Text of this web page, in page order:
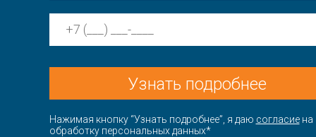
Узнать подробнее
Нажимая кнопку “Узнать подробнее”, я даю согласиена
обработку персональных данных*